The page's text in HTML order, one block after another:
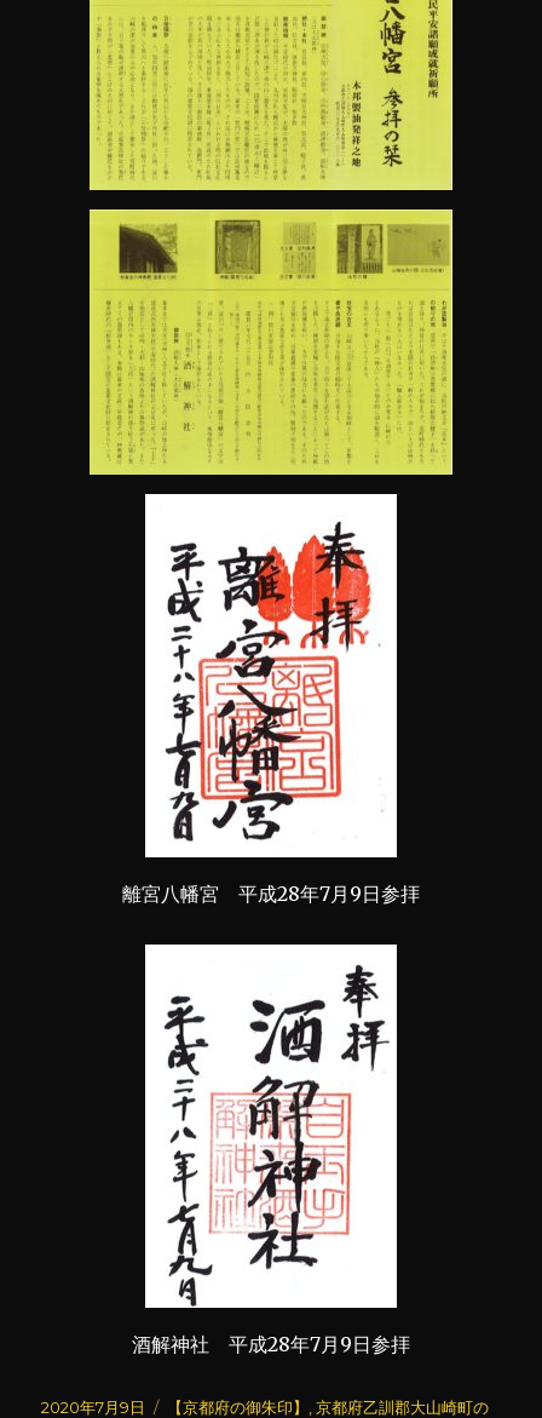
離宮八幡宮 平成28年7月9日参拝
酒解神社 平成28年7月9日参拝
投
2020年7月9日
カ【京都府の御朱印】 ,京都府乙訓郡大山崎町の